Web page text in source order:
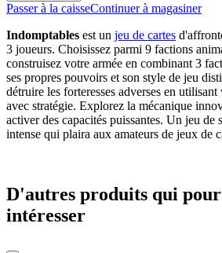
Passer à la caisseContinuer à magasiner
Indomptables est un jeu de cartes
3 joueurs. Choisissez parmi 9 factions
construisez votre armée en combinant 3
ses propres pouvoirs et son style de jeu
détruire les forteresses adverses en
avec stratégie. Explorez la mécanique
activer des capacités puissantes. Un jeu de
intense qui plaira aux amateurs de jeux de
D'autres produits qui
intéresser